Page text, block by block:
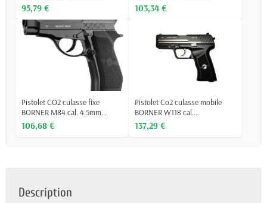
95,79 € 103,34 €
Pistolet CO2 culasse fixe
BORNER M84 cal. 4.5mm...
106,68 €
Pistolet Co2 culasse mobile
BORNER W118 cal....
137,29 €
Description